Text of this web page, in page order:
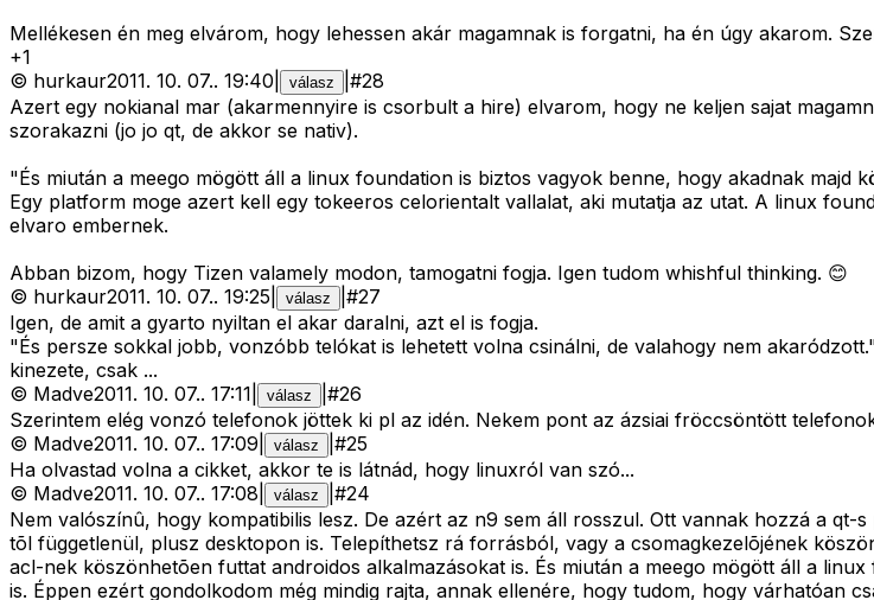
Mellékesen én meg elvárom, hogy lehessen akár magamnak is forgatni, ha én úgy akarom.
+1
© hurkaur2011. 10. 07.. 19:40 válasz #28
Azert egy nokianal mar (akarmennyire is csorbult a hire) elvarom, hogy ne keljen sajat
szorakazni (jo jo qt, de akkor se nativ).
"És miután a meego mögött áll a linux foundation is biztos vagyok benne, hogy akadnak majd
Egy platform moge azert kell egy tokeeros celorientalt vallalat, aki mutatja az utat. A linux
elvaro embernek.
Abban bizom, hogy Tizen valamely modon, tamogatni fogja. Igen tudom whishful thinking. 😊
© hurkaur2011. 10. 07.. 19:25 válasz #27
Igen, de amit a gyarto nyiltan el akar daralni, azt el is fogja.
"És persze sokkal jobb, vonzóbb telókat is lehetett volna csinálni, de valahogy nem
kinezete, csak ...
© Madve2011. 10. 07.. 17:11 válasz #26
Szerintem elég vonzó telefonok jöttek ki pl az idén. Nekem pont az ázsiai fröccsöntött
© Madve2011. 10. 07.. 17:09 válasz #25
Ha olvastad volna a cikket, akkor te is látnád, hogy linuxról van szó...
© Madve2011. 10. 07.. 17:08 válasz #24
Nem valószínû, hogy kompatibilis lesz. De azért az n9 sem áll rosszul. Ott vannak hozzá a
tõl függetlenül, plusz desktopon is. Telepíthetsz rá forrásból, vagy a csomagkezelõjének
acl-nek köszönhetõen futtat androidos alkalmazásokat is. És miután a meego mögött áll a
is. Éppen ezért gondolkodom még mindig rajta, annak ellenére, hogy tudom, hogy várhatóan